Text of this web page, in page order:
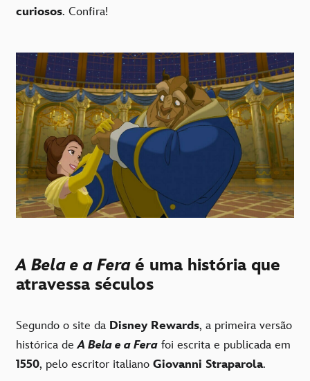
curiosos. Confira!
A Bela e a Fera é uma história que
atravessa séculos
Segundo o site da Disney Rewards, a primeira versão
histórica deA Bela e a Fera foi escrita e publicada em
1550, pelo escritor italiano Giovanni Straparola.